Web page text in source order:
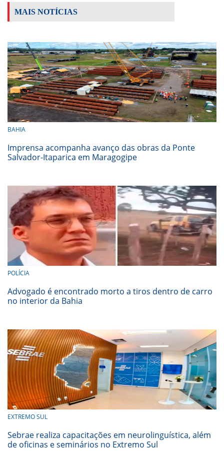
MAIS NOTÍCIAS
BAHIA
Imprensa acompanha avanço das obras da Ponte
Salvador-Itaparica em Maragogipe
POLÍCIA
Advogado é encontrado morto a tiros dentro de carro
no interior da Bahia
EXTREMO SUL
Sebrae realiza capacitações em neurolinguística, além
de oficinas e seminários no Extremo Sul